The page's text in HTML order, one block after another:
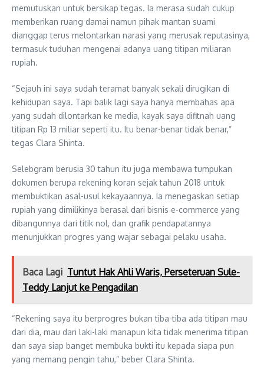
memutuskan untuk bersikap tegas. Ia merasa sudah cukup
memberikan ruang damai namun pihak mantan suami
dianggap terus melontarkan narasi yang merusak reputasinya,
termasuk tuduhan mengenai adanya uang titipan miliaran
rupiah.
“Sejauh ini saya sudah teramat banyak sekali dirugikan di
kehidupan saya. Tapi balik lagi saya hanya membahas apa
yang sudah dilontarkan ke media, kayak saya difitnah uang
titipan Rp 13 miliar seperti itu. Itu benar-benar tidak benar,”
tegas Clara Shinta.
Selebgram berusia 30 tahun itu juga membawa tumpukan
dokumen berupa rekening koran sejak tahun 2018 untuk
membuktikan asal-usul kekayaannya. Ia menegaskan setiap
rupiah yang dimilikinya berasal dari bisnis e-commerce yang
dibangunnya dari titik nol, dan grafik pendapatannya
menunjukkan progres yang wajar sebagai pelaku usaha.
Baca Lagi Tuntut Hak Ahli Waris, Perseteruan Sule-
Teddy Lanjut ke Pengadilan
“Rekening saya itu berprogres bukan tiba-tiba ada titipan mau
dari dia, mau dari laki-laki manapun kita tidak menerima titipan
dan saya siap banget membuka bukti itu kepada siapa pun
yang memang pengin tahu,” beber Clara Shinta.